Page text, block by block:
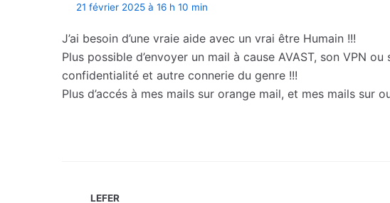
21 février 2025 à 16 h 10 min
J’ai besoin d’une vraie aide avec un vrai être Humain !!!
Plus possible d’envoyer un mail à cause AVAST, son VPN
confidentialité et autre connerie du genre !!!
Plus d’accés à mes mails sur orange mail, et mes mails sur
LEFER